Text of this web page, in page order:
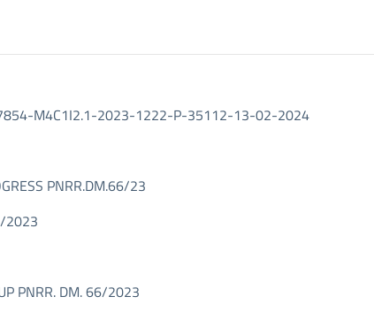
M4C1I2.1-2023-1222-P-35112-13-02-2024
PNRR.DM.66/23
2023
PNRR. DM. 66/2023